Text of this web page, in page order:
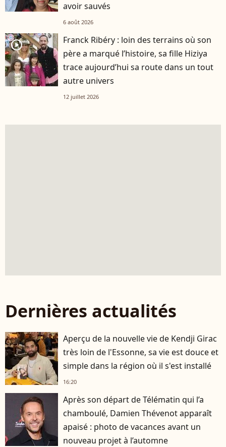
avoir sauvés
6 août 2026
player2
Franck Ribéry : loin des terrains où son
père a marqué l’histoire, sa fille Hiziya
trace aujourd’hui sa route dans un tout
autre univers
12 juillet 2026
Dernières actualités
Aperçu de la nouvelle vie de Kendji Girac
très loin de l'Essonne, sa vie est douce et
simple dans la région où il s'est installé
16:20
Après son départ de Télématin qui l’a
chamboulé, Damien Thévenot apparaît
apaisé : photo de vacances avant un
nouveau projet à l’automne